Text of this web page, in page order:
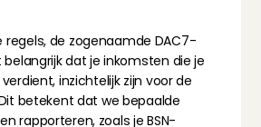
regels, de zogenaamde DAC7-
dat je inkomsten die je
inzichtelijk zijn voor de
betekent dat we bepaalde
rapporteren, zoals je BSN-